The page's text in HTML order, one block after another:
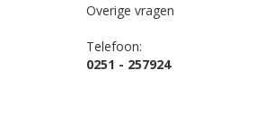
Overige vragen
Telefoon:
0251 - 257924